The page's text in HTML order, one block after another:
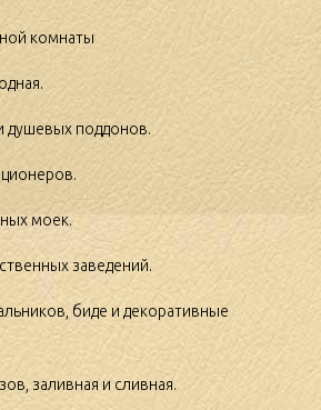
комнаты
душевых поддонов.
моек.
заведений.
биде и декоративные
заливная и сливная.